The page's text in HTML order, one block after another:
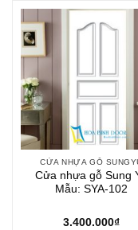
CỬA NHỰA GỖ
Cửa nhựa gỗ Sung
Mẫu: SYA-102
3.400.000₫